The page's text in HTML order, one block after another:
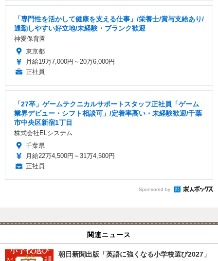
「専門性を活かして健康を支える仕事」/栄養士/賞与支給あり/
通勤しやすい好立地/未経験・ブランク歓迎
神愛保育園
東京都
月給19万7,000円～20万6,000円
正社員
「27卒」ゲームテクニカルサポートスタッフ正社員「ゲーム
業界デビュー・シフト相談可」/定着率高い・未経験歓迎/千葉
市中央区新宿1丁目
株式会社ELシステム
千葉県
月給22万4,500円～31万4,500円
正社員
Sponsored by
関連ニュース
朝日新聞出版「英語に強くなる小学校選び2027」